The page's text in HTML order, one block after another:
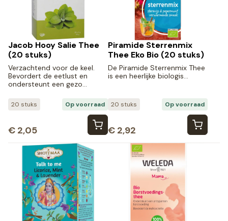
Jacob Hooy Salie Thee
(20 stuks)
Verzachtend voor de keel.
Bevordert de eetlust en
ondersteunt een gezo…
20 stuks Op voorraad
€ 2,05
Piramide Sterrenmix
Thee Eko Bio (20 stuks)
De Piramide Sterrenmix Thee
is een heerlijke biologis…
20 stuks Op voorraad
€ 2,92